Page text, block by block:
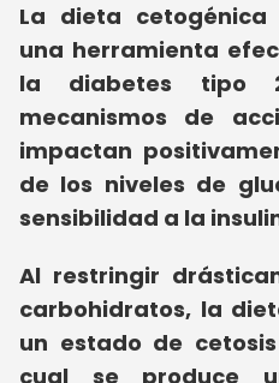
La dieta
una herramienta
la diabetes tipo
mecanismos de
impactan
de los niveles de
sensibilidad a la
Al restringir
carbohidratos, la
un estado de
cual se produce